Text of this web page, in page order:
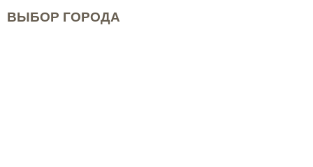
ВЫБОР ГОРОДА